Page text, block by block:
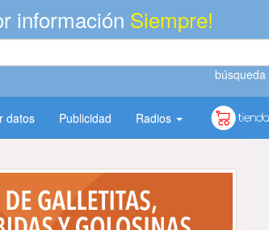
información Siempre!
datos Publicidad Radios